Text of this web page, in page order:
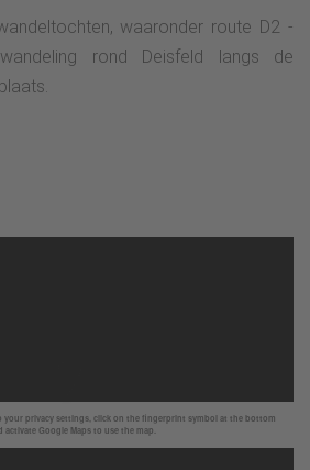
waaronder route D2 -
rond Deisfeld langs de
your privacy settings, click on the fingerprint symbol at the bottom
activate Google Maps to use the map.